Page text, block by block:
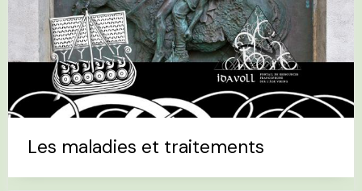
Les maladies et traitements